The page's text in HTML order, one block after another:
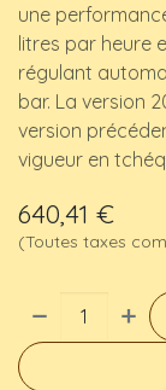
une
litres par heure
régulant
bar. La version
version
vigueur en
640,41 €
(Toutes taxes